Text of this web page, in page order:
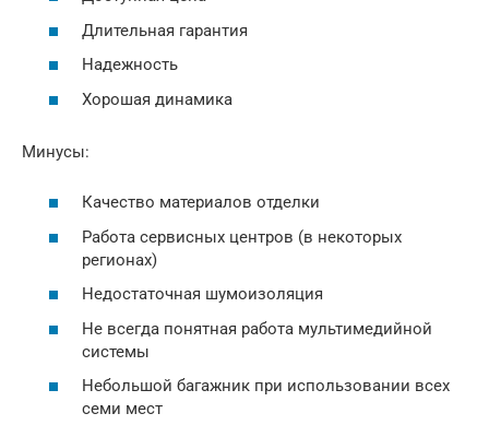
Длительная гарантия
Надежность
Хорошая динамика
Минусы:
Качество материалов отделки
Работа сервисных центров (в некоторых
регионах)
Недостаточная шумоизоляция
Не всегда понятная работа мультимедийной
системы
Небольшой багажник при использовании всех
семи мест